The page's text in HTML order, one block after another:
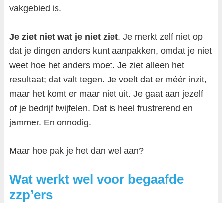
vakgebied is.
Je ziet niet wat je niet ziet. Je merkt zelf niet op
dat je dingen anders kunt aanpakken, omdat je niet
weet hoe het anders moet. Je ziet alleen het
resultaat; dat valt tegen. Je voelt dat er méér inzit,
maar het komt er maar niet uit. Je gaat aan jezelf
of je bedrijf twijfelen. Dat is heel frustrerend en
jammer. En onnodig.
Maar hoe pak je het dan wel aan?
Wat werkt wel voor begaafde
zzp’ers